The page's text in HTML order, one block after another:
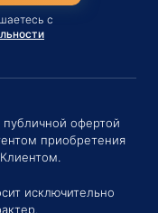
с
публичной офертой
приобретения
исключительно